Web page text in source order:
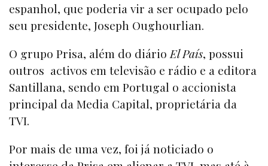
espanhol, que poderia vir a ser ocupado pelo
seu presidente, Joseph Oughourlian.
O grupo Prisa, além do diário El País, possui
outros activos em televisão e rádio e a editora
Santillana, sendo em Portugal o accionista
principal da Media Capital, proprietária da
TVI.
Por mais de uma vez, foi já noticiado o